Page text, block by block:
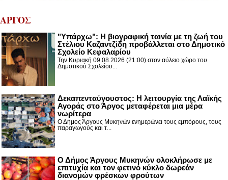
ΑΡΓΟΣ
"Υπάρχω": Η βιογραφική ταινία με τη ζωή του
Στέλιου Καζαντζίδη προβάλλεται στο Δημοτικό
Σχολείο Κεφαλαρίου
Την Κυριακή 09.08.2026 (21:00) στον αύλειο χώρο του
Δημοτικού Σχολείου...
Δεκαπενταύγουστος: H λειτουργία της Λαϊκής
Αγοράς στο Άργος μεταφέρεται μια μέρα
νωρίτερα
Ο Δήμος Άργους Μυκηνών ενημερώνει τους εμπόρους, τους
παραγωγούς και τ...
Ο Δήμος Άργους Μυκηνών ολοκλήρωσε με
επιτυχία και τον φετινό κύκλο δωρεάν
διανομών φρέσκων φρούτων